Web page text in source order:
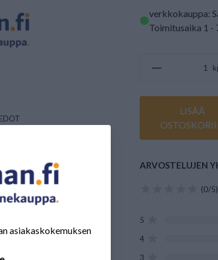
verkkokauppa:
Toimitusaika 1 -
LISÄÄ
ARVOSTELUJEN
(0/5)
5
4
3
asiakaskokemuksen